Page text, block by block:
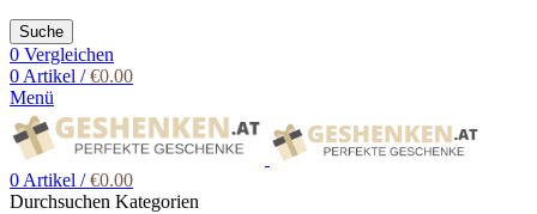
Suche
0 Vergleichen
0 Artikel / €0.00
Menü
0 Artikel / €0.00
Durchsuchen Kategorien